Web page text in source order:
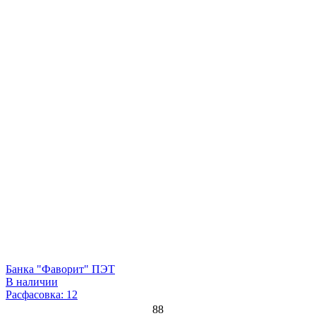
Банка "Фаворит" ПЭТ
В наличии
Расфасовка: 12
88